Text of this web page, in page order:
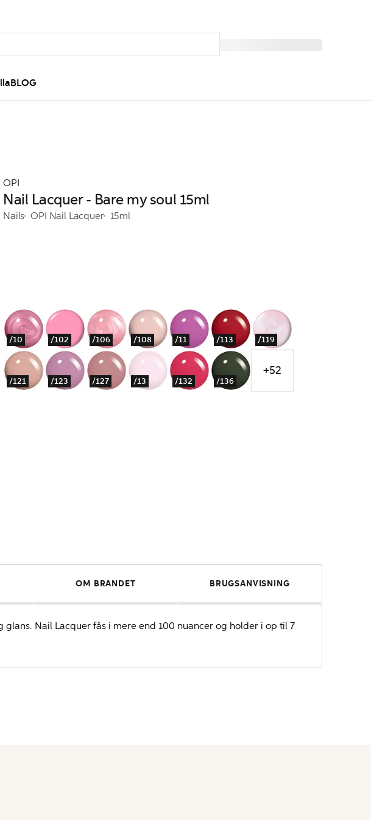
OPI
Nail Lacquer - Bare my soul 15ml
Nails OPI Nail Lacquer 15ml
/10 /102 /106 /108 /11 /113 /119
/121 /123 /127 /13 /132 /136
+52
OM BRANDET BRUGSANVISNING
Nail Lacquer fås i mere end 100 nuancer og holder i op til 7